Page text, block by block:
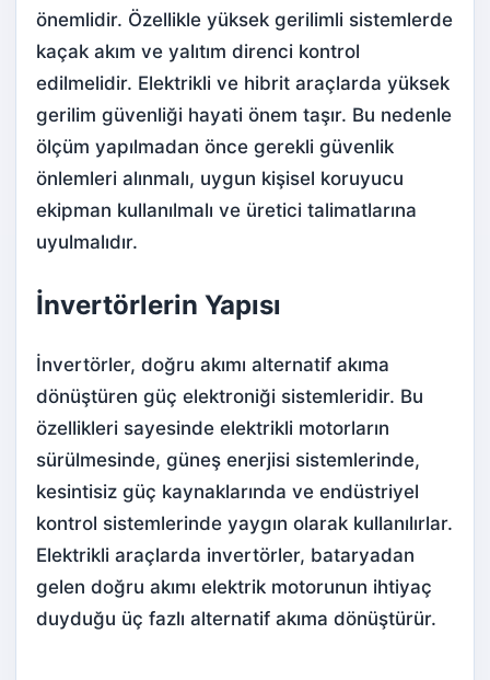
önemlidir. Özellikle yüksek gerilimli sistemlerde
kaçak akım ve yalıtım direnci kontrol
edilmelidir. Elektrikli ve hibrit araçlarda yüksek
gerilim güvenliği hayati önem taşır. Bu nedenle
ölçüm yapılmadan önce gerekli güvenlik
önlemleri alınmalı, uygun kişisel koruyucu
ekipman kullanılmalı ve üretici talimatlarına
uyulmalıdır.
İnvertörlerin Yapısı
İnvertörler, doğru akımı alternatif akıma
dönüştüren güç elektroniği sistemleridir. Bu
özellikleri sayesinde elektrikli motorların
sürülmesinde, güneş enerjisi sistemlerinde,
kesintisiz güç kaynaklarında ve endüstriyel
kontrol sistemlerinde yaygın olarak kullanılırlar.
Elektrikli araçlarda invertörler, bataryadan
gelen doğru akımı elektrik motorunun ihtiyaç
duyduğu üç fazlı alternatif akıma dönüştürür.